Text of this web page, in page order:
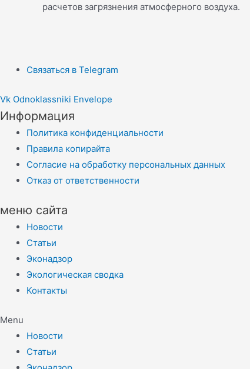
расчетов загрязнения атмосферного воздуха.
Связаться в Telegram
Vk Odnoklassniki Envelope
Информация
Политика конфиденциальности
Правила копирайта
Согласие на обработку персональных данных
Отказ от ответственности
меню сайта
Новости
Статьи
Эконадзор
Экологическая сводка
Контакты
Menu
Новости
Статьи